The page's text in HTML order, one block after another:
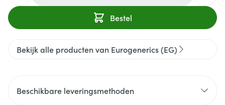
Bestel
Bekijk alle producten van Eurogenerics (EG)
Beschikbare leveringsmethoden